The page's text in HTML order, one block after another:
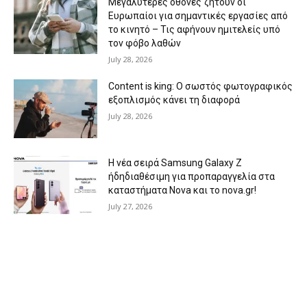
Ευρωπαίοι για σημαντικές εργασίες από
το κινητό – Τις αφήνουν ημιτελείς υπό
τον φόβο λαθών
July 28, 2026
Content is king: Ο σωστός φωτογραφικός
εξοπλισμός κάνει τη διαφορά
July 28, 2026
Η νέα σειρά Samsung Galaxy Ζ
ήδηδιαθέσιμη για προπαραγγελία στα
καταστήματα Nova και το nova.gr!
July 27, 2026